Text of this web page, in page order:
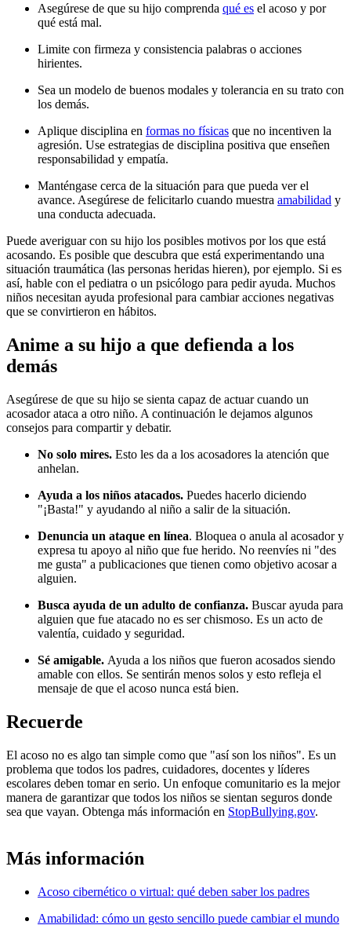
Asegúrese de que su hijo comprenda qué es el acoso y por
qué está mal.
Limite con firmeza y consistencia palabras o acciones
hirientes.
Sea un modelo de buenos modales y tolerancia en su trato con
los demás.
Aplique disciplina en formas no físicas que no incentiven la
agresión. Use estrategias de disciplina positiva que enseñen
responsabilidad y empatía.
Manténgase cerca de la situación para que pueda ver el
avance. Asegúrese de felicitarlo cuando muestra amabilidad y
una conducta adecuada.
Puede averiguar con su hijo los posibles motivos por los que está
acosando. Es posible que descubra que está experimentando una
situación traumática (las personas heridas hieren), por ejemplo. Si es
así, hable con el pediatra o un psicólogo para pedir ayuda. Muchos
niños necesitan ayuda profesional para cambiar acciones negativas
que se convirtieron en hábitos.
Anime a su hijo a que defienda a los
demás
Asegúrese de que su hijo se sienta capaz de actuar cuando un
acosador ataca a otro niño. A continuación le dejamos algunos
consejos para compartir y debatir.
No solo mires. Esto les da a los acosadores la atención que
anhelan.
Ayuda a los niños atacados. Puedes hacerlo diciendo
"¡Basta!" y ayudando al niño a salir de la situación.
Denuncia un ataque en línea. Bloquea o anula al acosador y
expresa tu apoyo al niño que fue herido. No reenvíes ni "des
me gusta" a publicaciones que tienen como objetivo acosar a
alguien.
Busca ayuda de un adulto de confianza. Buscar ayuda para
alguien que fue atacado no es ser chismoso. Es un acto de
valentía, cuidado y seguridad.
Sé amigable. Ayuda a los niños que fueron acosados siendo
amable con ellos. Se sentirán menos solos y esto refleja el
mensaje de que el acoso nunca está bien.
Recuerde
El acoso no es algo tan simple como que "así son los niños". Es un
problema que todos los padres, cuidadores, docentes y líderes
escolares deben tomar en serio. Un enfoque comunitario es la mejor
manera de garantizar que todos los niños se sientan seguros donde
sea que vayan. Obtenga más información en StopBullying.gov.
Más información
Acoso cibernético o virtual: qué deben saber los padres
Amabilidad: cómo un gesto sencillo puede cambiar el mundo